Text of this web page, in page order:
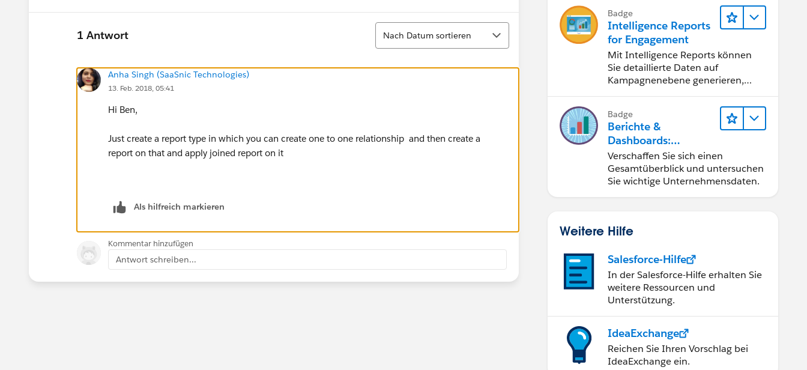
1 Antwort
Sortieren
Nach Datum sortieren
Anha Singh (SaaSnic Technologies)
13. Feb. 2018, 05:41
Hi Ben,
Just create a report type in which you can create one to one relationship and then create a
report on that and apply joined report on it
Als hilfreich markieren
Kommentar hinzufügen
Antwort schreiben...
Badge
Intelligence Reports
for Engagement
Mit Intelligence Reports können
Sie detaillierte Daten auf
Kampagnenebene generieren,
Badge
Berichte &
Dashboards:
Schnelleinstieg
Verschaffen Sie sich einen
Gesamtüberblick und untersuchen
Sie wichtige Unternehmensdaten.
Weitere Hilfe
Salesforce-Hilfe
In der Salesforce-Hilfe erhalten Sie
weitere Ressourcen und
Unterstützung.
IdeaExchange
Reichen Sie Ihren Vorschlag bei
IdeaExchange ein.